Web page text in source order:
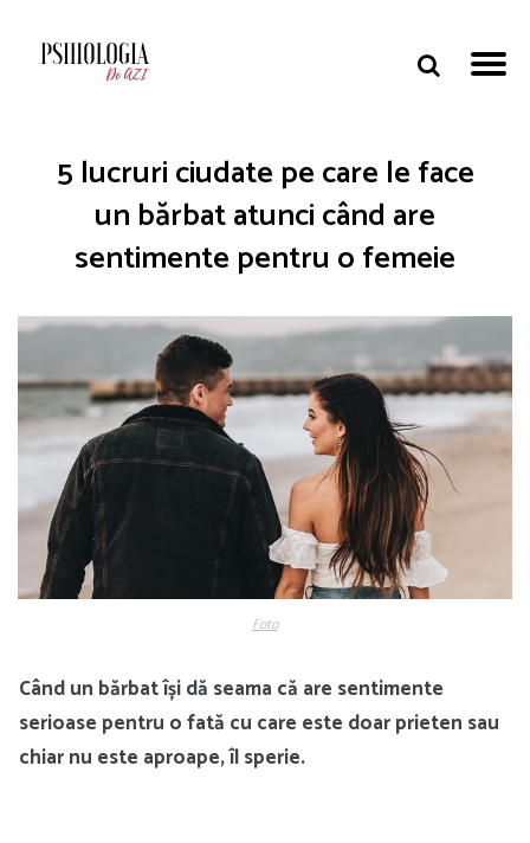
5 lucruri ciudate pe care le face
un bărbat atunci când are
sentimente pentru o femeie
Foto
Când un bărbat își dă seama că are sentimente
serioase pentru o fată cu care este doar prieten sau
chiar nu este aproape, îl sperie.